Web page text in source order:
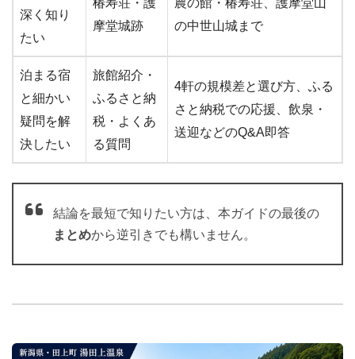
深く知り
たい
摩堂城跡
の中世山城まで
泊まる宿
と細かい
疑問を解
決したい
旅館紹介・
ふるさと納
税・よくあ
る質問
4軒の規模差と選び方、ふる
さと納税での応援、飲泉・
送迎などのQ&A即答
結論を最短で知りたい方は、本ガイドの最後の
まとめから逆引きでも構いません。